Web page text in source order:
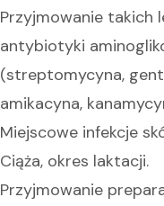
Przyjmowanie takich
antybiotyki
(streptomycyna,
amikacyna,
Miejscowe infekcje
Ciąża, okres laktacji.
Przyjmowanie